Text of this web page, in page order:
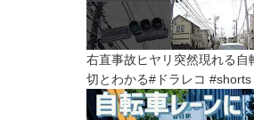
右直事故ヒヤリ突然現れる自
切とわかる#ドラレコ #shorts